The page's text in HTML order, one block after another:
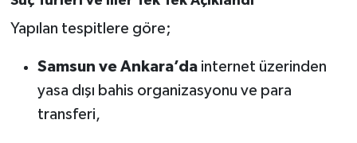
Yapılan tespitlere göre;
Samsun ve Ankara’dainternet üzerinden
yasa dışı bahis organizasyonu ve para
transferi,
ÇEK GÖNDER
HEDEF2020